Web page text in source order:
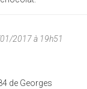
2017 à 19h51
de Georges